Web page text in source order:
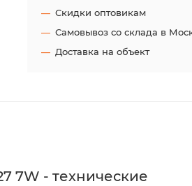
Скидки оптовикам
Самовывоз со склада в
Доставка на объект
7W - технические